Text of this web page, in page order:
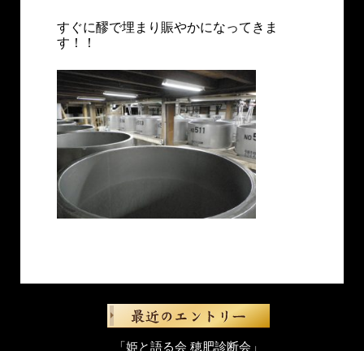
すぐに醪で埋まり賑やかになってきま
す！！
「姫と語る会 穂肥診断会」